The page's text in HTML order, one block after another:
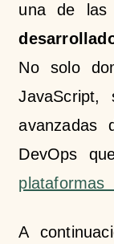
una de las
No solo
JavaScript,
avanzadas
DevOps
plataformas
A